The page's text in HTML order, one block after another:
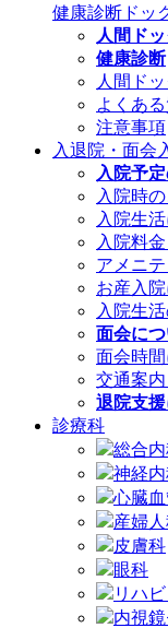
健康診断 ドッ
人間ドッ
健康診断
人間ド
よくあ
注意事項
入退院・面会
入院予
入院時
入院生
入院料
アメニ
お産入
入院生
面会に
面会時
交通案内
退院支
診療科
総合
神経
心臓
産婦
皮膚科
眼科
リハ
内視